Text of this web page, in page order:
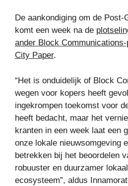
De aankondiging om de
komt een week na de
ander Block
City Paper.
“Het is onduidelijk of Block
wegen voor kopers heeft
ingekrompen toekomst voor
heeft bedacht, maar het
kranten in een week laat een
onze lokale nieuwsomgeving
betrekken bij het beoordelen
robuuster en duurzamer
ecosysteem”, aldus